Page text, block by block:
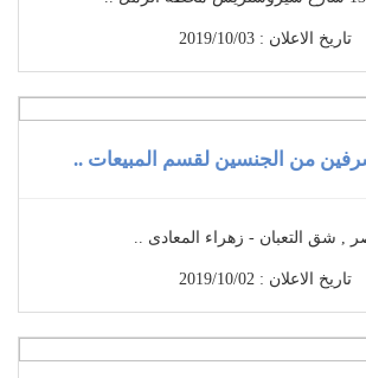
تاريخ الاعلان : 2019/10/03
من الجنسين لقسم المبيعات ..
, شق التعبان - زهراء المعادى ..
تاريخ الاعلان : 2019/10/02